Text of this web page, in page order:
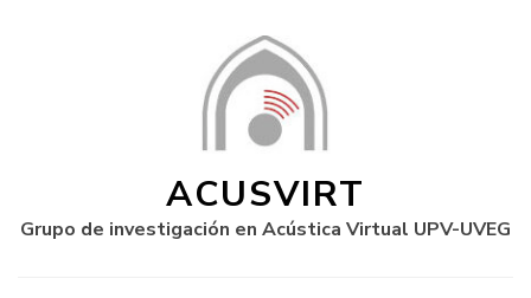
ACUSVIRT
Grupo de investigación en Acústica Virtual UPV-UVEG